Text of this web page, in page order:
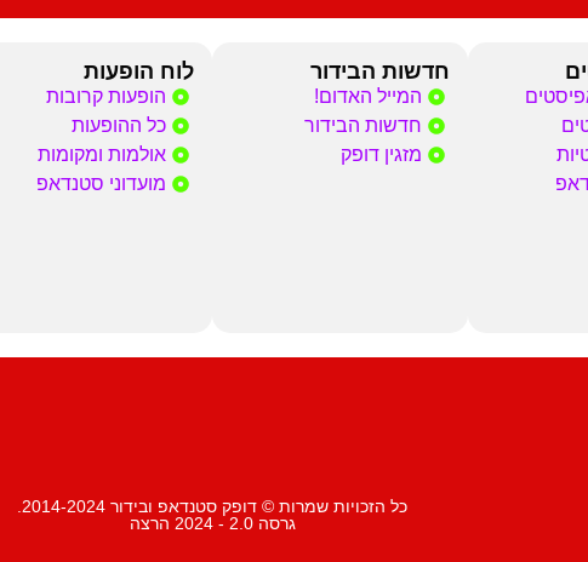
חדשות הבידור
המייל האדום!
חדשות הבידור
מזגין דופק
לוח הופעות
הופעות קרובות
כל ההופעות
אולמות ומקומות
מועדוני סטנדאפ
כל הזכויות שמרות © דופק סטנדאפ ובידור 2014-2024.
גרסה 2.0 - 2024 הרצה